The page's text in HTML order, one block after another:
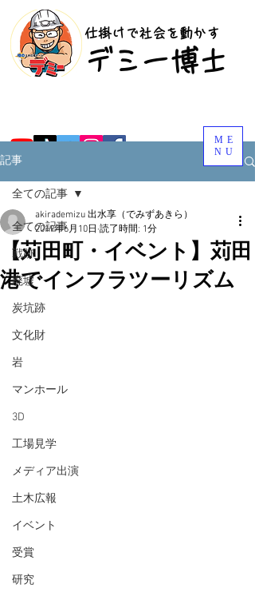
​仕掛けで社会を動かす
​デミー博士
ME
NU
記事
全ての記事
戦跡
廃墟
炭坑跡
文化財
岩
マンホール
3D
工場見学
メディア出演
土木広報
イベント
受賞
研究
全ての記事
【苅田町・イベント】苅田
港でインフラツーリズム
akirademizu 出水享（でみずあきら）
2019年6月10日 読了時間: 1分